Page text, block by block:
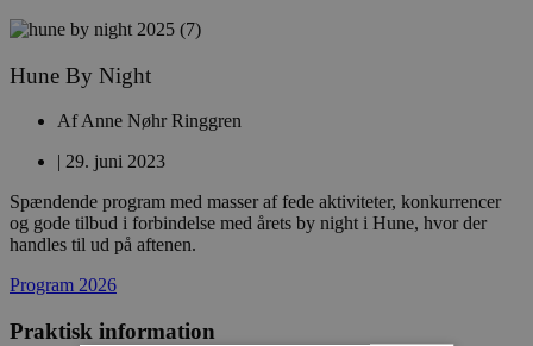
Hune By Night
AfAnne Nøhr Ringgren
| 29. juni 2023
Spændende program med masser af fede aktiviteter, konkurrencer
og gode tilbud i forbindelse med årets by night i Hune, hvor der
handles til ud på aftenen.
Program 2026
Praktisk information